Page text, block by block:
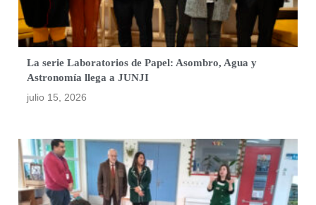
La serie Laboratorios de Papel: Asombro, Agua y
Astronomía llega a JUNJI
julio 15, 2026